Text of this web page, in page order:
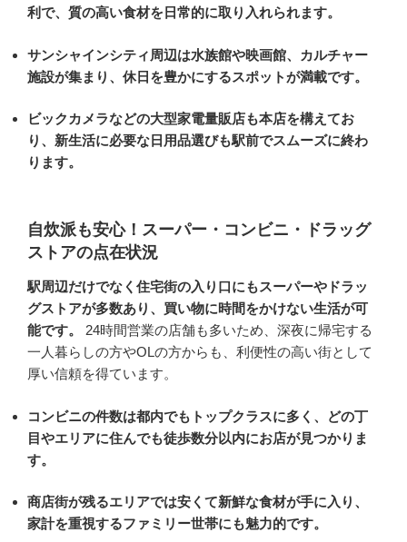
利で、質の高い食材を日常的に取り入れられます。
サンシャインシティ周辺は水族館や映画館、カルチャー
施設が集まり、休日を豊かにするスポットが満載です。
ビックカメラなどの大型家電量販店も本店を構えてお
り、新生活に必要な日用品選びも駅前でスムーズに終わ
ります。
自炊派も安心！スーパー・コンビニ・ドラッグ
ストアの点在状況
駅周辺だけでなく住宅街の入り口にもスーパーやドラッ
グストアが多数あり、買い物に時間をかけない生活が可
能です。
24時間営業の店舗も多いため、深夜に帰宅する
一人暮らしの方やOLの方からも、利便性の高い街として
厚い信頼を得ています。
コンビニの件数は都内でもトップクラスに多く、どの丁
目やエリアに住んでも徒歩数分以内にお店が見つかりま
す。
商店街が残るエリアでは安くて新鮮な食材が手に入り、
家計を重視するファミリー世帯にも魅力的です。